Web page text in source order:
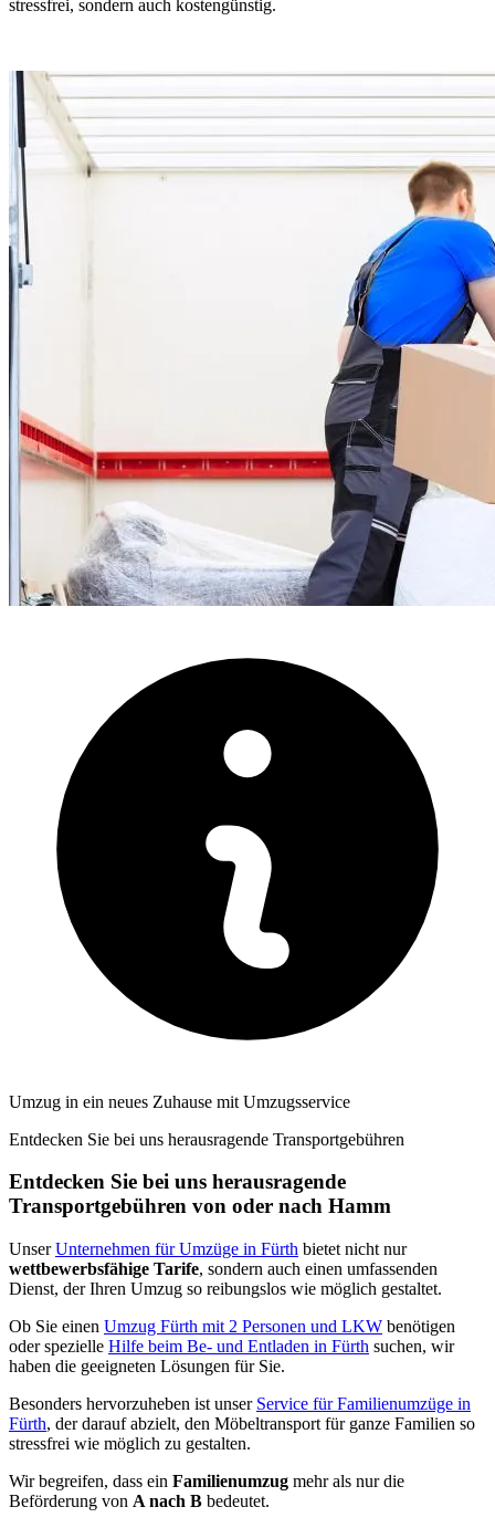
stressfrei, sondern auch kostengünstig.
Umzug in ein neues Zuhause mit Umzugsservice
Entdecken Sie bei uns herausragende Transportgebühren
Entdecken Sie bei uns herausragende
Transportgebühren von oder nach Hamm
UnserUnternehmen für Umzüge in Fürth bietet nicht nur
wettbewerbsfähige Tarife, sondern auch einen umfassenden
Dienst, der Ihren Umzug so reibungslos wie möglich gestaltet.
Ob Sie einen Umzug Fürth mit 2 Personen und LKW benötigen
oder spezielle Hilfe beim Be- und Entladen in Fürth suchen, wir
haben die geeigneten Lösungen für Sie.
Besonders hervorzuheben ist unser Service für Familienumzüge in
Fürth, der darauf abzielt, den Möbeltransport für ganze Familien so
stressfrei wie möglich zu gestalten.
Wir begreifen, dass ein Familienumzug mehr als nur die
Beförderung von A nach B bedeutet.